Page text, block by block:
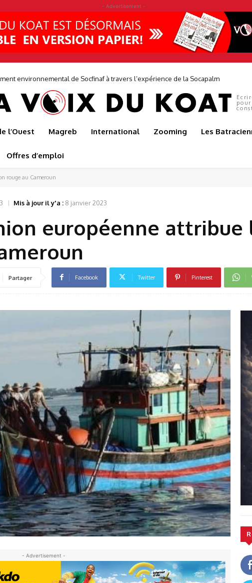
- Advertisement -
environnemental de Socfinaf à travers l’expérience de la Socapalm
une entreprise où les décisions prises au siège sont éclairées par les réalités du
pour
l’Ouest Magreb International Zooming Les
Offres d’emploi
rouge au Cameroun
Mis à jour il y'a : 8 janvier 2023
européenne attribue
Partager Facebook Twitter Pinterest
- Advertisement -